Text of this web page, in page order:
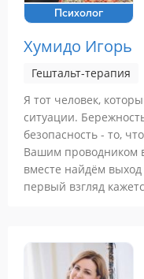
Психолог
Хумидо Игорь
Гештальт-терапия
Я тот человек,
ситуации.
безопасность - то,
Вашим проводником
вместе найдём
первый взгляд